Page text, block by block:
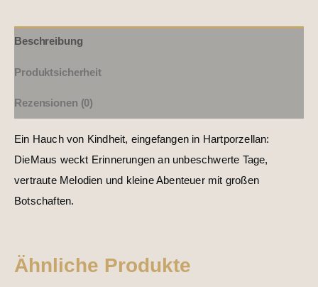
Beschreibung
Produktsicherheit
Rezensionen (0)
Ein Hauch von Kindheit, eingefangen in Hartporzellan:
DieMaus weckt Erinnerungen an unbeschwerte Tage,
vertraute Melodien und kleine Abenteuer mit großen
Botschaften.
Ähnliche Produkte